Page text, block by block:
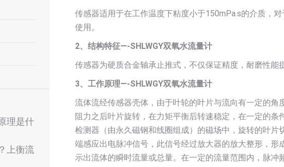
传感器适用于在工作温度下粘度小于150mPa.s的介质，
使用。
2、结构特征—-SHLWGY双氧水流量计
传感器为硬质合金轴承止推式，不仅保证精度，耐磨性能
3、工作原理—-SHLWGY双氧水流量计
流体流经传感器壳体，由于叶轮的叶片与流向有一定的
阻力之后叶片旋转，在力矩平衡后转速稳定，在一定的
检测器（由永久磁钢和线圈组成）的磁场中，旋转的叶
端感应出电脉冲信号，此信号经过放大器的放大整形，
示出流体的瞬时流量或总量。在一定的流量范围内，脉
理是什
上衡流